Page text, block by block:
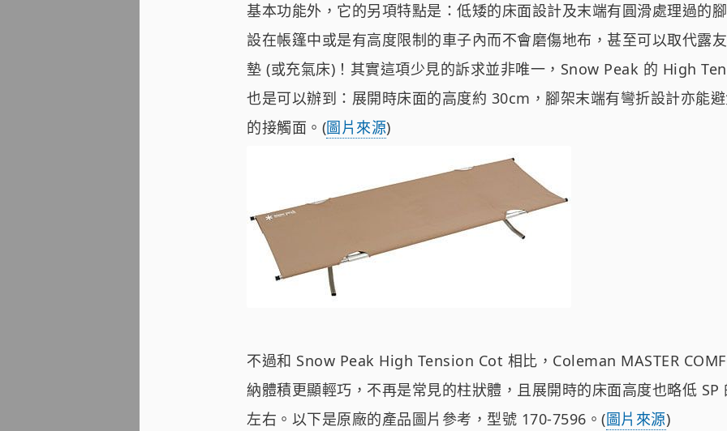
基本功能外，它的另項特點是：低矮的床面設計及末端有圓滑處理過的
設在帳篷中或是有高度限制的車子內而不會磨傷地布，甚至可以取代露
墊 (或充氣床)！其實這項少見的訴求並非唯一，Snow Peak 的 High
也是可以辦到：展開時床面的高度約 30cm，腳架末端有彎折設計亦能
的接觸面。(圖片來源)
不過和 Snow Peak High Tension Cot 相比，Coleman MASTER
納體積更顯輕巧，不再是常見的柱狀體，且展開時的床面高度也略低 SP
左右。以下是原廠的產品圖片參考，型號 170-7596。(圖片來源)